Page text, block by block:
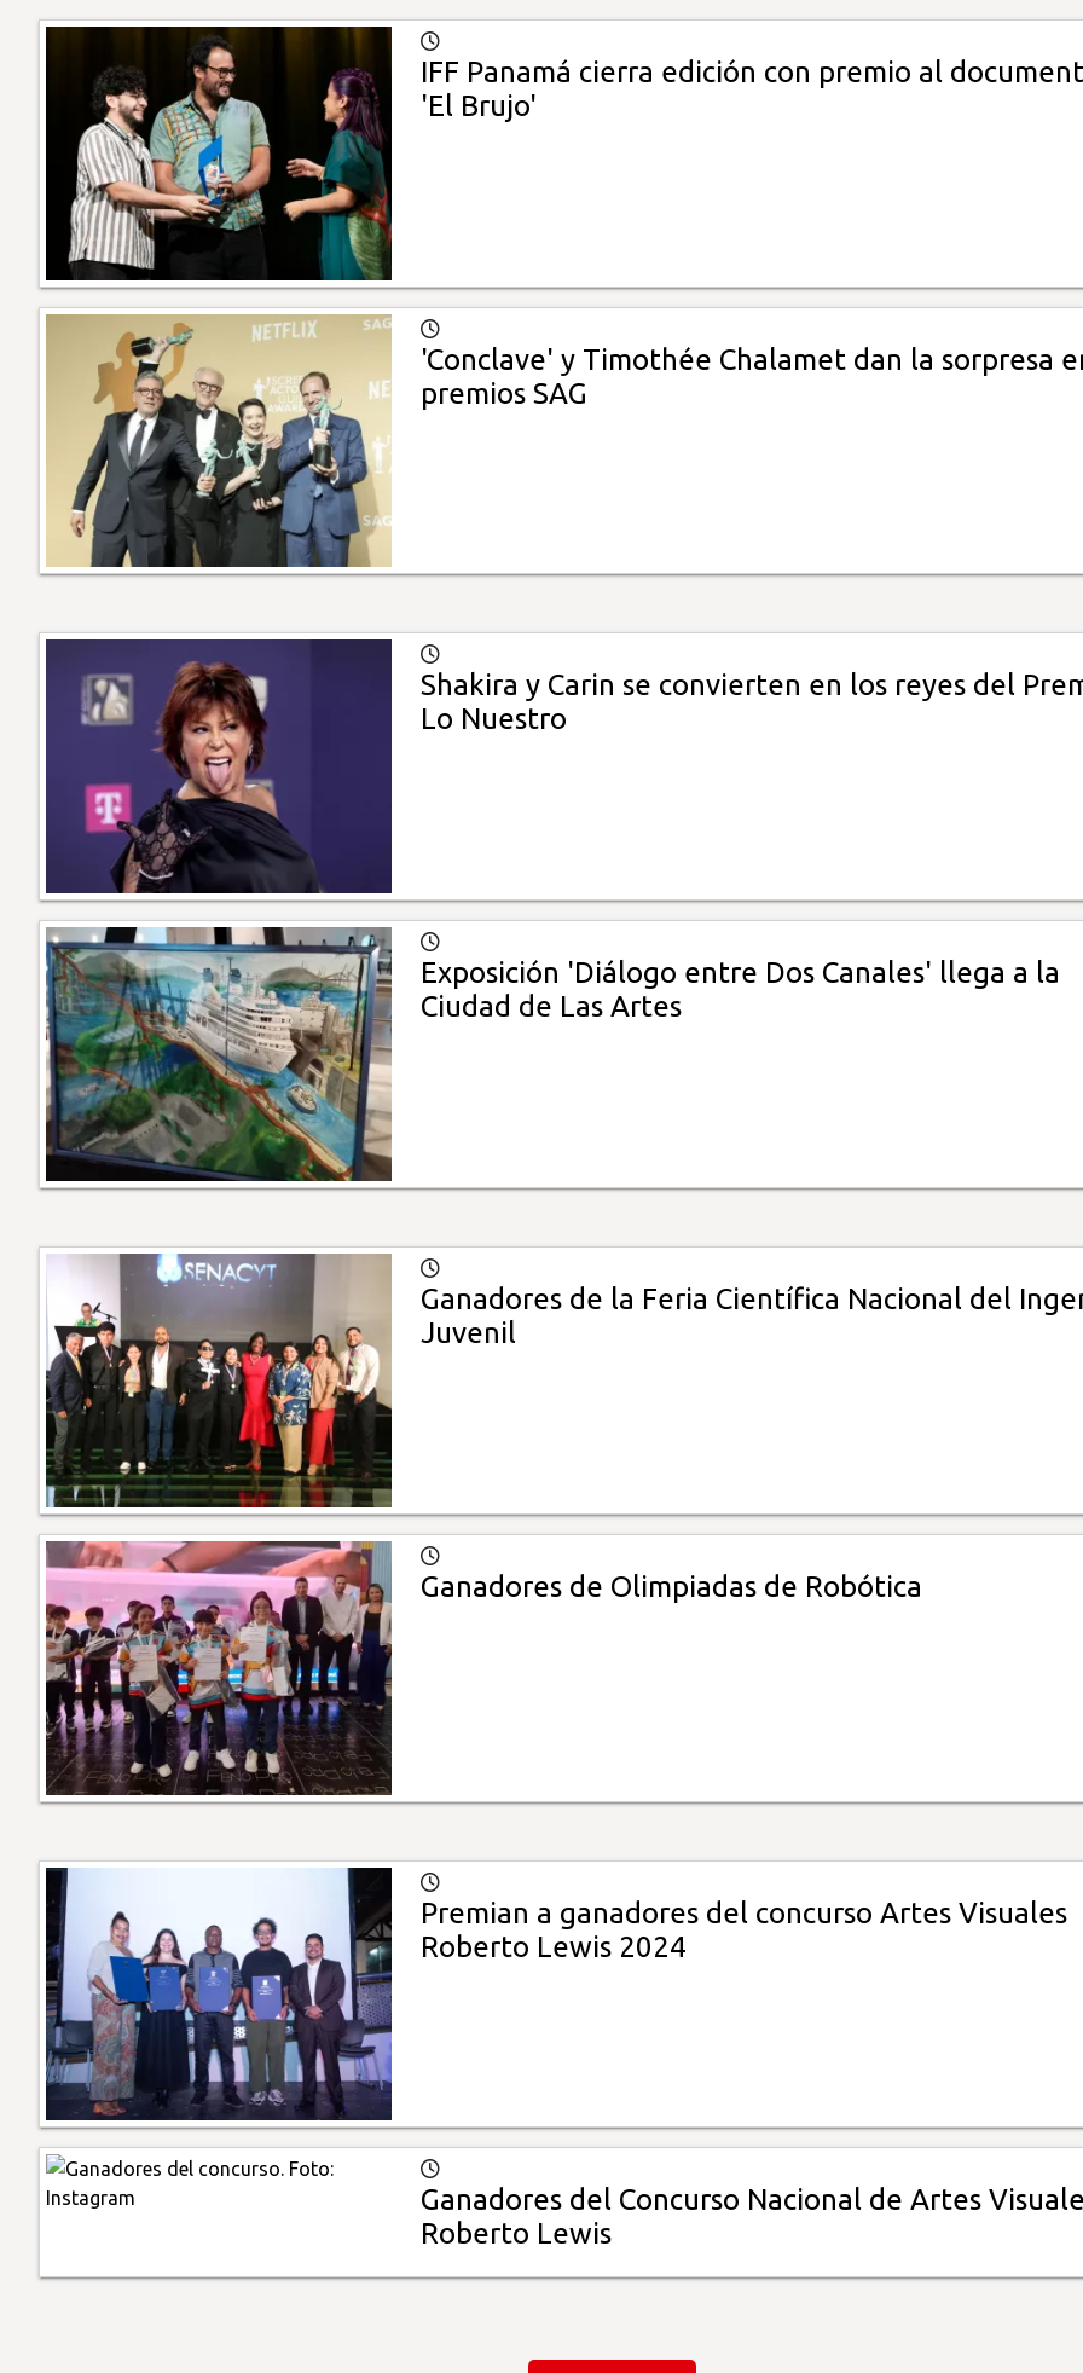
IFF Panamá cierra edición con premio al
'El Brujo'
'Conclave' y Timothée Chalamet dan la sorpresa
premios SAG
Shakira y Carin se convierten en los reyes del
Lo Nuestro
Exposición 'Diálogo entre Dos Canales' llega a la
Ciudad de Las Artes
Ganadores de la Feria Científica Nacional del
Juvenil
Ganadores de Olimpiadas de Robótica
Premian a ganadores del concurso Artes Visuales
Roberto Lewis 2024
Ganadores del Concurso Nacional de Artes
Roberto Lewis